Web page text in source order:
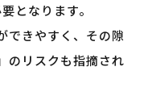
となります。
できやすく、その隙
のリスクも指摘され